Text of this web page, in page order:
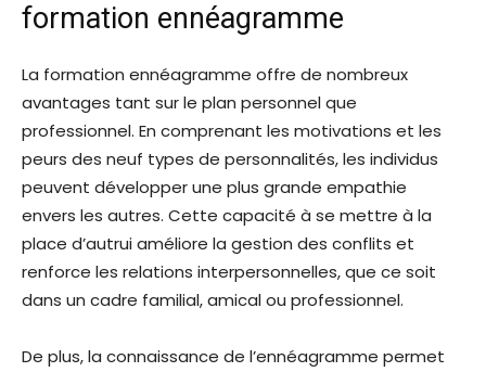
formation ennéagramme
La formation ennéagramme offre de nombreux
avantages tant sur le plan personnel que
professionnel. En comprenant les motivations et les
peurs des neuf types de personnalités, les individus
peuvent développer une plus grande empathie
envers les autres. Cette capacité à se mettre à la
place d’autrui améliore la gestion des conflits et
renforce les relations interpersonnelles, que ce soit
dans un cadre familial, amical ou professionnel.
De plus, la connaissance de l’ennéagramme permet